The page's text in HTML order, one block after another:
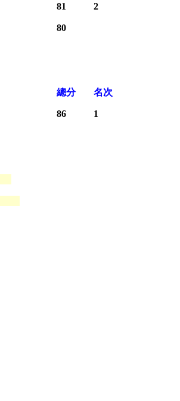
81 2
80
總分 名次
86 1